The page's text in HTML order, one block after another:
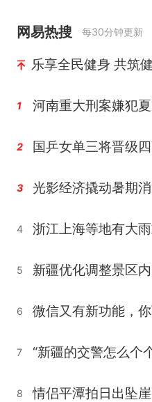
网易热搜 每30分钟更新
乐享全民健身 共筑
1 河南重大刑案嫌犯
2 国乒女单三将晋级
3 光影经济撬动暑期
4 浙江上海等地有大
5 新疆优化调整景区
6
7 “新疆的交警怎么个
8 情侣平潭拍日出坠